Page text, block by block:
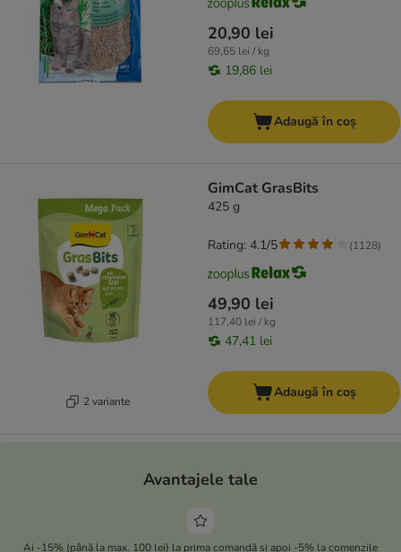
20,90 lei
69,65 lei / kg
19,86 lei
Adaugă în coș
2 variante
GimCat GrasBits
425 g
49,90 lei
117,40 lei / kg
47,41 lei
Rating: 4.1/5 (1128)
Adaugă în coș
Avantajele tale
Ai -15% (până la max. 100 lei) la prima comandă și apoi -5% la comenzile